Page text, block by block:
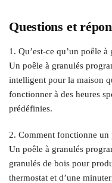
Questions et
1. Qu’est-ce qu’un poêle
Un poêle à granulés
intelligent pour la maison
fonctionner à des heures
prédéfinies.
2. Comment fonctionne un
Un poêle à granulés
granulés de bois pour
thermostat et d’une